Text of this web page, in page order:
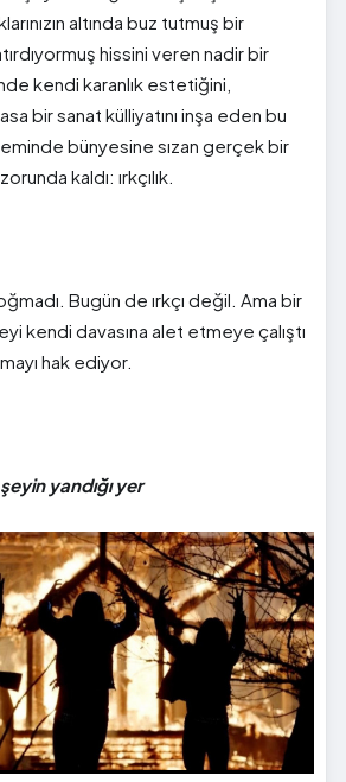
altında buz tutmuş bir
hissini veren nadir bir
kendi karanlık estetiğini,
bir sanat külliyatını inşa eden bu
bünyesine sızan gerçek bir
kaldı: ırkçılık.
Bugün de ırkçı değil. Ama bir
kendi davasına alet etmeye çalıştı
hak ediyor.
yandığı yer